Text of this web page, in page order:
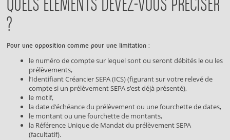
QUELS ÉLEMENTS DEVEZ-VOUS PRÉCISER
?
Pour une opposition comme pour une limitation :
le numéro de compte sur lequel sont ou seront débités le ou les
prélèvements,
l’Identifiant Créancier SEPA (ICS) (figurant sur votre relevé de
compte si un prélèvement SEPA s'est déjà présenté),
le motif,
la date d'échéance du prélèvement ou une fourchette de dates,
le montant ou une fourchette de montants,
la Référence Unique de Mandat du prélèvement SEPA
(facultatif).